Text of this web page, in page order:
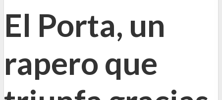
El Porta, un
rapero que